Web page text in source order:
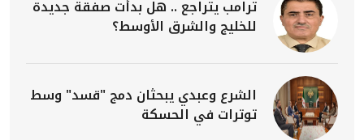
ترامب يتراجع .. هل بدأت صفقة جديدة
للخليج والشرق الأوسط؟
الشرع وعبدي يبحثان دمج "قسد" وسط
توترات في الحسكة